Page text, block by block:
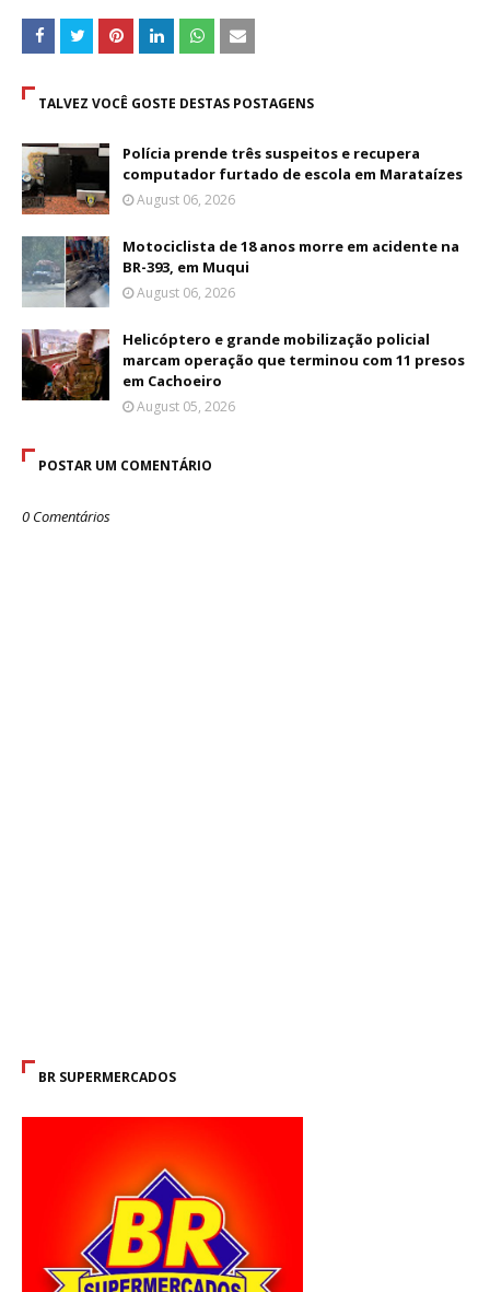
TALVEZ VOCÊ GOSTE DESTAS POSTAGENS
Polícia prende três suspeitos e recupera
computador furtado de escola em Marataízes
August 06, 2026
Motociclista de 18 anos morre em acidente na
BR-393, em Muqui
August 06, 2026
Helicóptero e grande mobilização policial
marcam operação que terminou com 11 presos
em Cachoeiro
August 05, 2026
POSTAR UM COMENTÁRIO
0 Comentários
BR SUPERMERCADOS